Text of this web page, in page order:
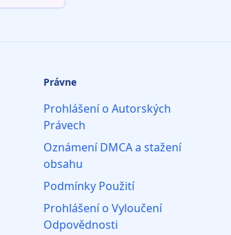
Právne
Prohlášení o Autorských
Právech
Oznámení DMCA a stažení
obsahu
Podmínky Použití
Prohlášení o Vyloučení
Odpovědnosti